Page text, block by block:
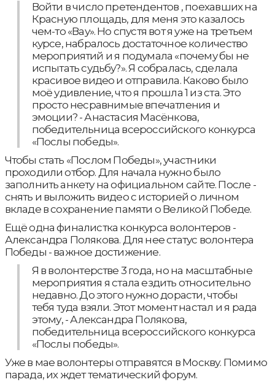
Войти в число претендентов , поехавших на
Красную площадь, для меня это казалось
чем-то «Вау». Но спустя вот я уже на третьем
курсе, набралось достаточное количество
мероприятий и я подумала «почему бы не
испытать судьбу?». Я собралась, сделала
красивое видео и отправила. Каково было
моё удивление, что я прошла 1 из ста. Это
просто несравнимые впечатления и
эмоции? - Анастасия Масёнкова,
победительница всероссийского конкурса
«Послы победы».
Чтобы стать «Послом Победы», участники
проходили отбор. Для начала нужно было
заполнить анкету на официальном сайте. После -
снять и выложить видео с историей о личном
вкладе в сохранение памяти о Великой Победе.
Ещё одна финалистка конкурса волонтеров -
Александра Полякова. Для нее статус волонтера
Победы - важное достижение.
Я в волонтерстве 3 года, но на масштабные
мероприятия я стала ездить относительно
недавно. До этого нужно дорасти, чтобы
тебя туда взяли. Этот момент настал и я рада
этому, - Александра Полякова,
победительница всероссийского конкурса
«Послы победы».
Уже в мае волонтеры отправятся в Москву. Помимо
парада, их ждет тематический форум.